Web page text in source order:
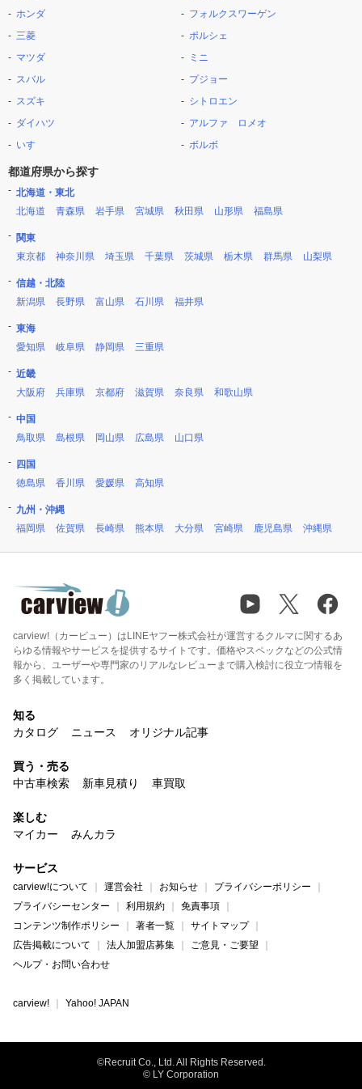
ホンダ
三菱
マツダ
スバル
スズキ
ダイハツ
いすゞ
フォルクスワーゲン
ポルシェ
ミニ
プジョー
シトロエン
アルファ ロメオ
ボルボ
都道府県から探す
北海道・東北
北海道
青森県 岩手県 宮城県 秋田県 山形県 福島県
関東
東京都
神奈川県 埼玉県 千葉県 茨城県 栃木県 群馬県 山梨県
信越・北陸
新潟県
長野県 富山県 石川県 福井県
東海
愛知県
岐阜県 静岡県 三重県
近畿
大阪府
兵庫県 京都府 滋賀県 奈良県 和歌山県
中国
鳥取県
島根県 岡山県 広島県 山口県
四国
徳島県
香川県 愛媛県 高知県
九州・沖縄
福岡県
佐賀県 長崎県 熊本県 大分県 宮崎県 鹿児島県 沖縄県
carview!（カービュー）はLINEヤフー株式会社が運営するクルマに関するあ
らゆる情報やサービスを提供するサイトです。価格やスペックなどの公式情
報から、ユーザーや専門家のリアルなレビューまで購入検討に役立つ情報を
多く掲載しています。
知る
カタログ
ニュース オリジナル記事
買う・売る
中古車検索
新車見積り 車買取
楽しむ
マイカー
みんカラ
サービス
carview!について 運営会社 お知らせ
プライバシーポリシー
プライバシーセンター
利用規約
免責事項
コンテンツ制作ポリシー
著者一覧
サイトマップ
広告掲載について
法人加盟店募集
ご意見・ご要望
ヘルプ・お問い合わせ
carview! Yahoo! JAPAN
©Recruit Co., Ltd. All Rights Reserved.
© LY Corporation